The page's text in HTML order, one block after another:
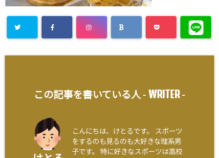
この記事を書いている人 - WRITER-
こんにちは、けとるです。 スポーツ
をするのも見るのも大好きな理系男
子です。 特に好きなスポーツは高校